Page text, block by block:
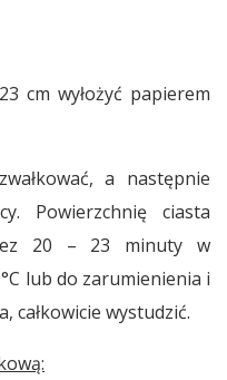
cm wyłożyć papierem
a następnie
Powierzchnię ciasta
20 – 23 minuty w
lub do zarumienienia i
całkowicie wystudzić.